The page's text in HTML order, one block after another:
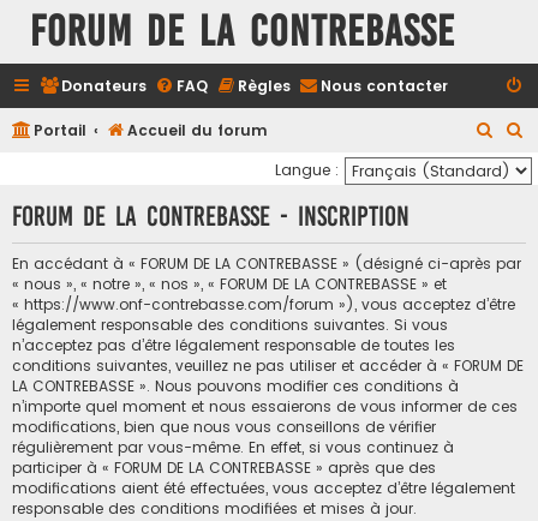
FORUM DE LA CONTREBASSE
Donateurs FAQ Règles Nous contacter
Portail Accueil du forum
e
c
e
c
c
r
Langue :
FORUM DE LA CONTREBASSE - Inscription
En accédant à « FORUM DE LA CONTREBASSE » (désigné ci-après par
« nous », « notre », « nos », « FORUM DE LA CONTREBASSE » et
« https://www.onf-contrebasse.com/forum »), vous acceptez d’être
légalement responsable des conditions suivantes. Si vous
n’acceptez pas d’être légalement responsable de toutes les
conditions suivantes, veuillez ne pas utiliser et accéder à « FORUM DE
LA CONTREBASSE ». Nous pouvons modifier ces conditions à
n’importe quel moment et nous essaierons de vous informer de ces
modifications, bien que nous vous conseillons de vérifier
régulièrement par vous-même. En effet, si vous continuez à
participer à « FORUM DE LA CONTREBASSE » après que des
modifications aient été effectuées, vous acceptez d’être légalement
responsable des conditions modifiées et mises à jour.